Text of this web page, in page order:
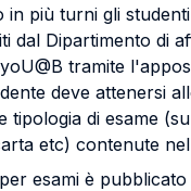
in più turni gli
dal Dipartimento di
tramite
deve attenersi
tipologia di esame
etc) contenute
esami è